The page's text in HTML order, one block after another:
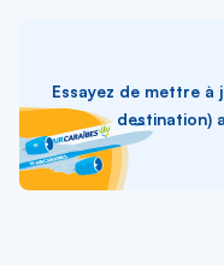
Essayez de mettre
destination)